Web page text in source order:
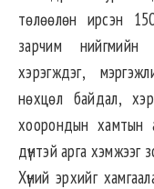
төлөөлөн ирсэн
зарчим
хэрэгждэг,
нөхцөл байдал,
хоорондын хамтын
дүнтэй арга хэмжээг
Хүний эрхийг